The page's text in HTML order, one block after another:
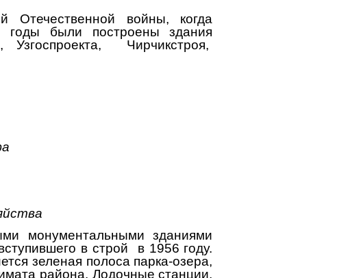
Отечественной войны, когда
годы были построены здания
Узгоспроекта, Чирчикстроя,
монументальными зданиями
в строй в 1956 году.
зеленая полоса парка-озера,
района. Лодочные станции,